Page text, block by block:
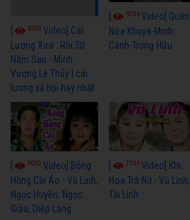
6320 Video] Cải
Lương Xưa : Rồi 30
Năm Sau - Minh
Vương Lệ Thủy | cải
lương xã hội hay nhất
6036Video] Quán
Nửa Khuya-Minh
Cảnh-Trọng Hữu
9052 Video] Bông
Hồng Cài Áo - Vũ Linh,
Ngọc Huyền, Ngọc
Giàu, Diệp Lang
7346Video] Khi
Hoa Trà Nở - Vũ Linh,
Tài Linh